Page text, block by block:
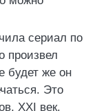
сериал по
произвел
будет же он
Это
XXI век.